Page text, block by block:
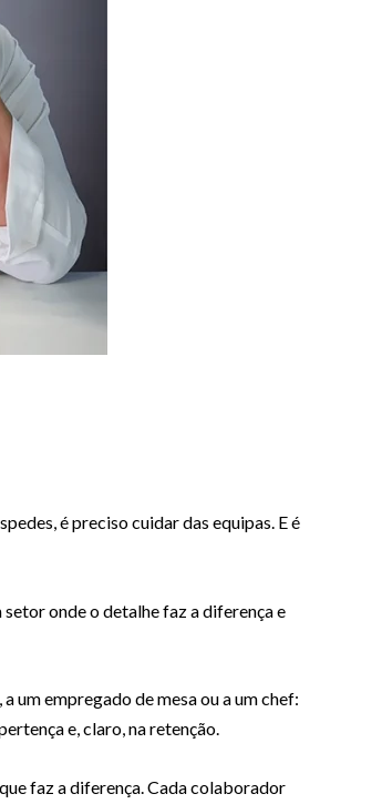
é preciso cuidar das equipas. E é
onde o detalhe faz a diferença e
um empregado de mesa ou a um chef:
e, claro, na retenção.
faz a diferença. Cada colaborador